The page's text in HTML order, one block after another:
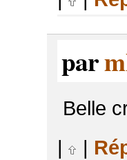
par
Belle
|
|